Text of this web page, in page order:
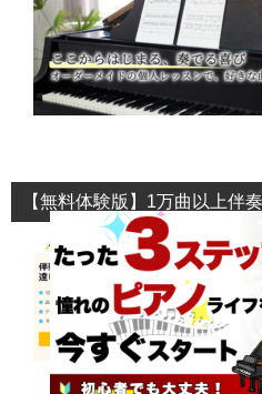
【無料体験版】1万曲以上伴